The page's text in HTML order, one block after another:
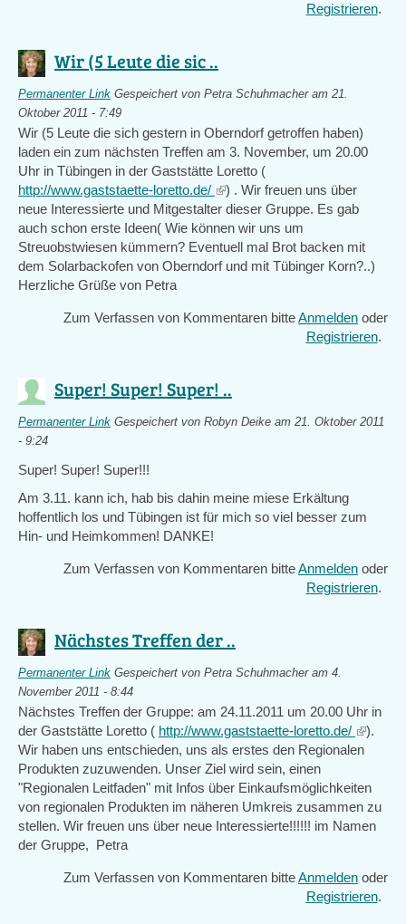
Registrieren.
Wir (5 Leute die sic ..
Permanenter Link Gespeichert von Petra Schuhmacheram 21.
Oktober 2011 - 7:49
Wir (5 Leute die sich gestern in Oberndorf getroffen haben)
laden ein zum nächsten Treffen am 3. November, um 20.00
Uhr in Tübingen in der Gaststätte Loretto (
http://www.gaststaette-loretto.de/ (link
is
external)
) . Wir freuen uns über
neue Interessierte und Mitgestalter dieser Gruppe. Es gab
auch schon erste Ideen( Wie können wir uns um
Streuobstwiesen kümmern? Eventuell mal Brot backen mit
dem Solarbackofen von Oberndorf und mit Tübinger Korn?..)
Herzliche Grüße von Petra
Zum Verfassen von Kommentaren bitteAnmelden oder
Registrieren.
Super! Super! Super! ..
Permanenter Link Gespeichert von Robyn Deike am 21. Oktober 2011
- 9:24
Super! Super! Super!!!
Am 3.11. kann ich, hab bis dahin meine miese Erkältung
hoffentlich los und Tübingen ist für mich so viel besser zum
Hin- und Heimkommen! DANKE!
Zum Verfassen von Kommentaren bitteAnmelden oder
Registrieren.
Nächstes Treffen der ..
Permanenter Link Gespeichert von Petra Schuhmacheram 4.
November 2011 - 8:44
Nächstes Treffen der Gruppe: am 24.11.2011 um 20.00 Uhr in
der Gaststätte Loretto ( http://www.gaststaette-loretto.de/ (link
is
).
Wir haben uns entschieden, uns als erstes den Regionalen
Produkten zuzuwenden. Unser Ziel wird sein, einen
"Regionalen Leitfaden" mit Infos über Einkaufsmöglichkeiten
von regionalen Produkten im näheren Umkreis zusammen zu
stellen. Wir freuen uns über neue Interessierte!!!!!! im Namen
der Gruppe, Petra
Zum Verfassen von Kommentaren bitteAnmelden oder
Registrieren.